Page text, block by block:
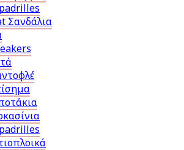
Σανδάλια